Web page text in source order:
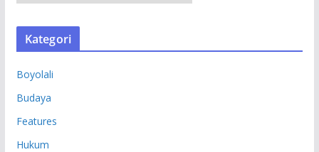
R
S
Kategori
Boyolali
Budaya
Features
Hukum